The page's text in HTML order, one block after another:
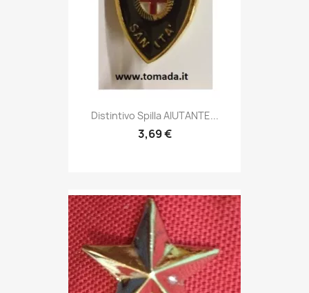
Anteprima
Distintivo Spilla AIUTANTE...
3,69 €